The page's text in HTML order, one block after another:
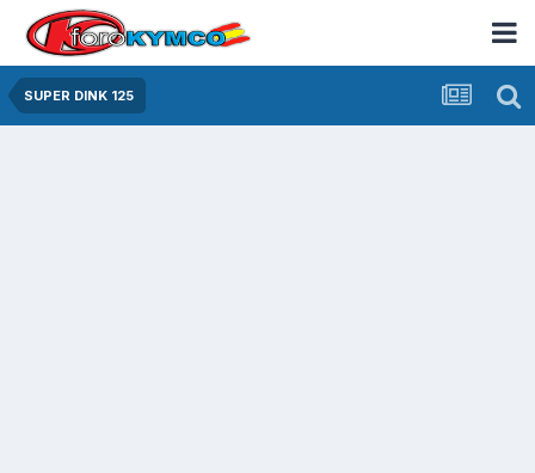
SUPER DINK 125